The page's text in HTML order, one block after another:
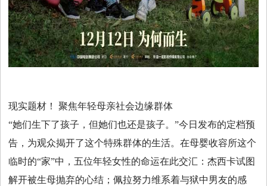
频
现实题材！ 聚焦年轻母亲社会边缘群体
“她们生下了孩子，但她们也还是孩子。”今日发布的定档预
告，为观众揭开了这个特殊群体的生活。在母婴收容所这个
临时的“家”中，五位年轻女性的命运在此交汇：杰西卡试图
解开被生母抛弃的心结；佩拉努力维系着与狱中男友的感